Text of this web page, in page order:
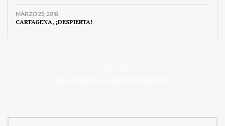
MARZO 25, 2016
CARTAGENA, ¡DESPIERTA!